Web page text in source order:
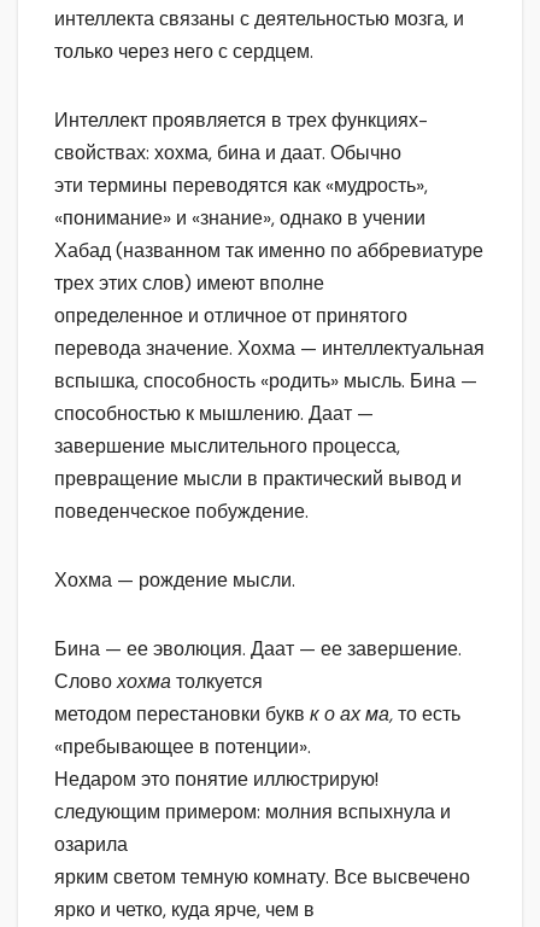
интеллекта связаны с деятельностью мозга, и
только через него с сердцем.
Интеллект проявляется в трех функциях-
свойствах: хохма, бина и даат. Обычно
эти термины переводятся как «мудрость»,
«понимание» и «знание», однако в учении
Хабад (названном так именно по аббревиатуре
трех этих слов) имеют вполне
определенное и отличное от принятого
перевода значение. Хохма — интеллектуальная
вспышка, способность «родить» мысль. Бина —
способностью к мышлению. Даат —
завершение мыслительного процесса,
превращение мысли в практический вывод и
поведенческое побуждение.
Хохма — рождение мысли.
Бина — ее эволюция. Даат — ее завершение.
Словохохматолкуется
методом перестановки букв к о ах ма,то есть
«пребывающее в потенции».
Недаром это понятие иллюстрирую!
следующим примером: молния вспыхнула и
озарила
ярким светом темную комнату. Все высвечено
ярко и четко, куда ярче, чем в